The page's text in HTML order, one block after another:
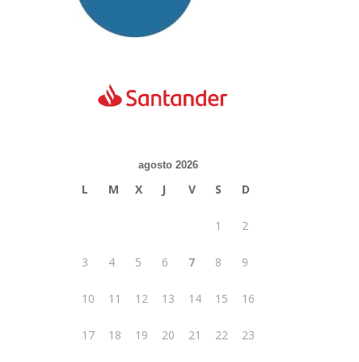
agosto 2026
L M X J V S D
1 2
3 4 5 6 7 8 9
10 11 12 13 14 15 16
17 18 19 20 21 22 23